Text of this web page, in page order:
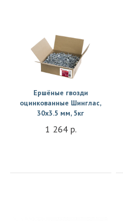
Ершёные гвозди
оцинкованные Шинглас,
30х3.5 мм, 5кг
1 264 р.